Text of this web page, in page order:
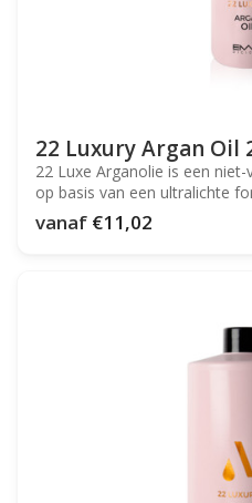
22 Luxury Argan Oil
22 Luxe Arganolie is een
op basis van een ultralichte
vanaf €11,02